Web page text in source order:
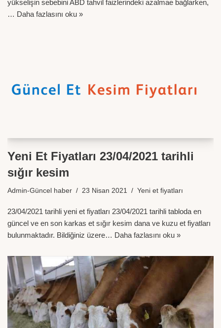
yükselişin sebebini ABD tahvil faizlerindeki azalmae bağlarken,
… Daha fazlasını oku »
Yeni Et Fiyatları 23/04/2021 tarihli
sığır kesim
Admin-Güncel haber 23 Nisan 2021 Yeni et fiyatları
23/04/2021 tarihli yeni et fiyatları 23/04/2021 tarihli tabloda en
güncel ve en son karkas et sığır kesim dana ve kuzu et fiyatları
bulunmaktadır. Bildiğiniz üzere… Daha fazlasını oku »